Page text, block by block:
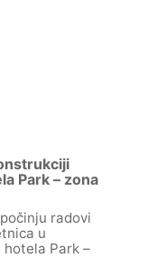
Park – zona
radovi
u
Park –